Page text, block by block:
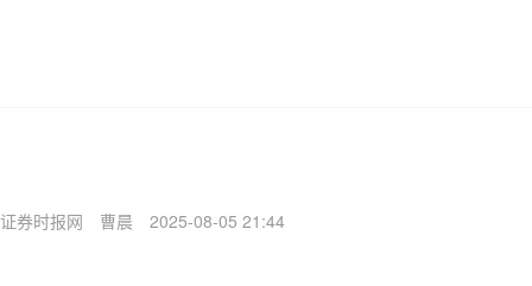
证券时报网 曹晨 2025-08-05 21:44